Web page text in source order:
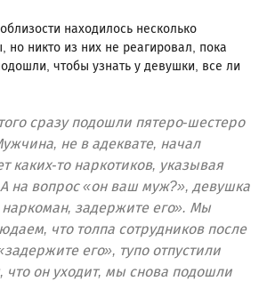
находилось несколько
но никто из них не реагировал, пока
чтобы узнать у девушки, все ли
сразу подошли пятеро-шестеро
не в адеквате, начал
каких-то наркотиков, указывая
на вопрос «он ваш муж?», девушка
наркоман, задержите его». Мы
что толпа сотрудников после
его», тупо отпустили
что он уходит, мы снова подошли